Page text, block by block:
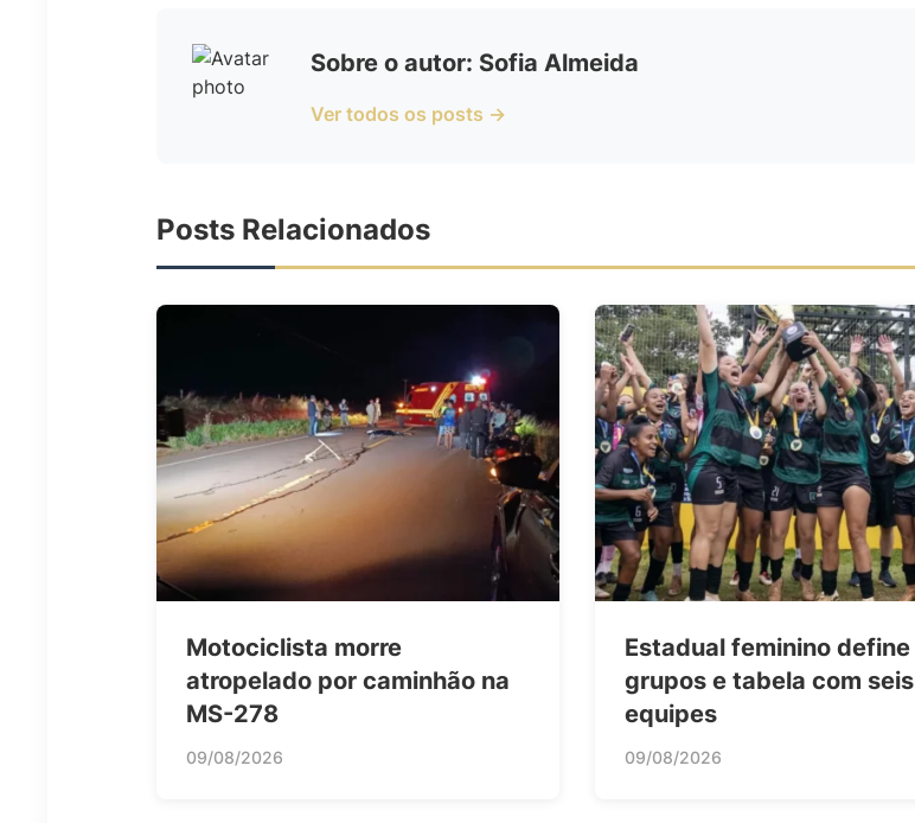
Sobre o autor: Sofia Almeida
Ver todos os posts →
Posts Relacionados
Motociclista morre
atropelado por caminhão na
MS-278
09/08/2026
Estadual feminino define
grupos e tabela com seis
equipes
09/08/2026